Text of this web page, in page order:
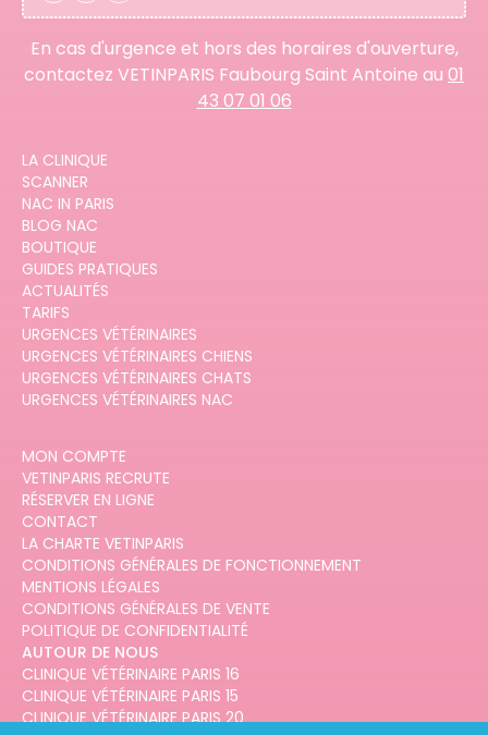
En cas d'urgence et hors des horaires d'ouverture,
contactez VETINPARIS Faubourg Saint Antoine au 01
43 07 01 06
LA CLINIQUE
SCANNER
NAC IN PARIS
BLOG NAC
BOUTIQUE
GUIDES PRATIQUES
ACTUALITÉS
TARIFS
URGENCES VÉTÉRINAIRES
URGENCES VÉTÉRINAIRES CHIENS
URGENCES VÉTÉRINAIRES CHATS
URGENCES VÉTÉRINAIRES NAC
MON COMPTE
VETINPARIS RECRUTE
RÉSERVER EN LIGNE
CONTACT
LA CHARTE VETINPARIS
CONDITIONS GÉNÉRALES DE FONCTIONNEMENT
MENTIONS LÉGALES
CONDITIONS GÉNÉRALES DE VENTE
POLITIQUE DE CONFIDENTIALITÉ
AUTOUR DE NOUS
CLINIQUE VÉTÉRINAIRE PARIS 16
CLINIQUE VÉTÉRINAIRE PARIS 15
CLINIQUE VÉTÉRINAIRE PARIS 20